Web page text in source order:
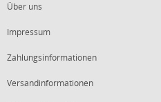
Über uns
Impressum
Zahlungsinformationen
Versandinformationen